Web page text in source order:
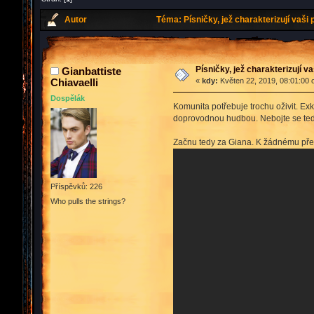
Autor Téma: Písničky, jež charakterizují vaši
Gianbattiste
Chiavaelli
Dospělák
Příspěvků: 226
Who pulls the strings?
Písničky, jež charakterizují
« kdy: Květen 22, 2019, 08:01:00
Komunita potřebuje trochu oživit.
doprovodnou hudbou. Nebojte se
Začnu tedy za Giana. K žádnému